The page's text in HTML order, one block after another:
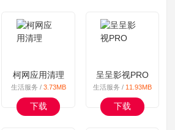
柯网应用清理
生活服务 / 3.73MB
下载
呈呈影视PRO
生活服务 / 11.93MB
下载